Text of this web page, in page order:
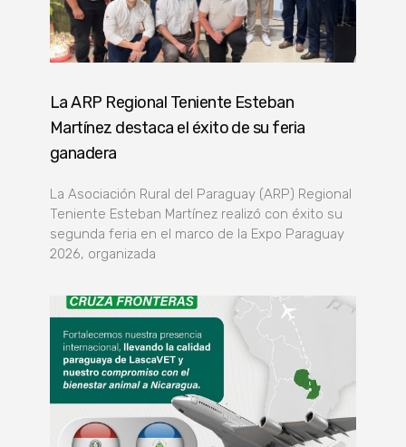
La ARP Regional Teniente Esteban
Martínez destaca el éxito de su feria
ganadera
La Asociación Rural del Paraguay (ARP) Regional
Teniente Esteban Martínez realizó con éxito su
segunda feria en el marco de la Expo Paraguay
2026, organizada